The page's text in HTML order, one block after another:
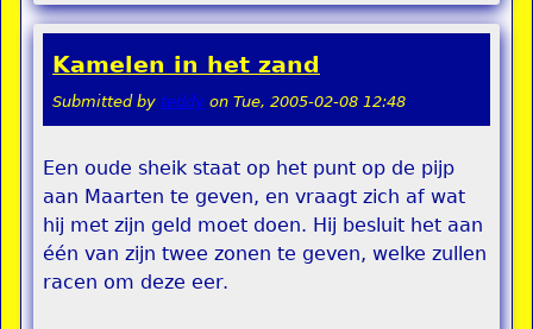
Kamelen in het zand
Submitted by teddy on Tue, 2005-02-08 12:48
Een oude sheik staat op het punt op de pijp
aan Maarten te geven, en vraagt zich af wat
hij met zijn geld moet doen. Hij besluit het aan
één van zijn twee zonen te geven, welke zullen
racen om deze eer.